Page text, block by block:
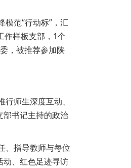
范“行动标”，汇
作样板支部，1个
，被推荐参加陕
师生深度互动、
部书记主持的政治
、指导教师与每位
动、红色足迹寻访